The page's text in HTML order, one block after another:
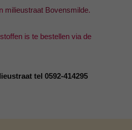
milieustraat Bovensmilde.
is te bestellen via de
tel 0592-414295